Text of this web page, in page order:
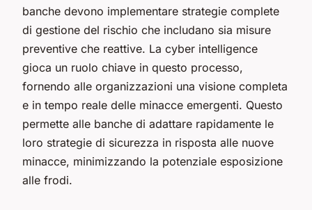
banche devono implementare strategie complete
di gestione del rischio che includano sia misure
preventive che reattive. La cyber intelligence
gioca un ruolo chiave in questo processo,
fornendo alle organizzazioni una visione completa
e in tempo reale delle minacce emergenti. Questo
permette alle banche di adattare rapidamente le
loro strategie di sicurezza in risposta alle nuove
minacce, minimizzando la potenziale esposizione
alle frodi.